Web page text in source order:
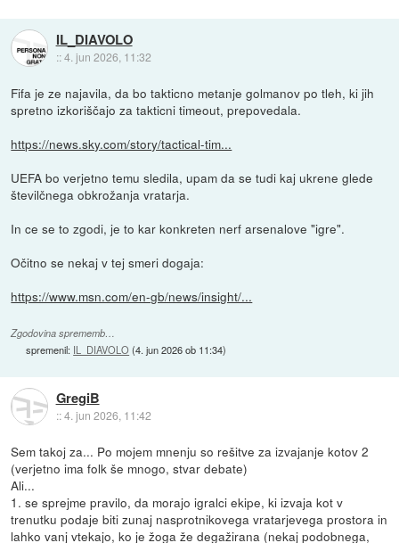
IL_DIAVOLO
::4. jun 2026, 11:32
Fifa je ze najavila, da bo takticno metanje golmanov po tleh, ki jih
spretno izkoriščajo za takticni timeout, prepovedala.
https://news.sky.com/story/tactical-tim...
UEFA bo verjetno temu sledila, upam da se tudi kaj ukrene glede
številčnega obkrožanja vratarja.
In ce se to zgodi, je to kar konkreten nerf arsenalove "igre".
Očitno se nekaj v tej smeri dogaja:
https://www.msn.com/en-gb/news/insight/...
Zgodovina sprememb…
spremenil: IL_DIAVOLO(4. jun 2026 ob 11:34)
GregiB
::4. jun 2026, 11:42
Sem takoj za... Po mojem mnenju so rešitve za izvajanje kotov 2
(verjetno ima folk še mnogo, stvar debate)
Ali...
1. se sprejme pravilo, da morajo igralci ekipe, ki izvaja kot v
trenutku podaje biti zunaj nasprotnikovega vratarjevega prostora in
lahko vanj vtekajo, ko je žoga že degažirana (nekaj podobnega,